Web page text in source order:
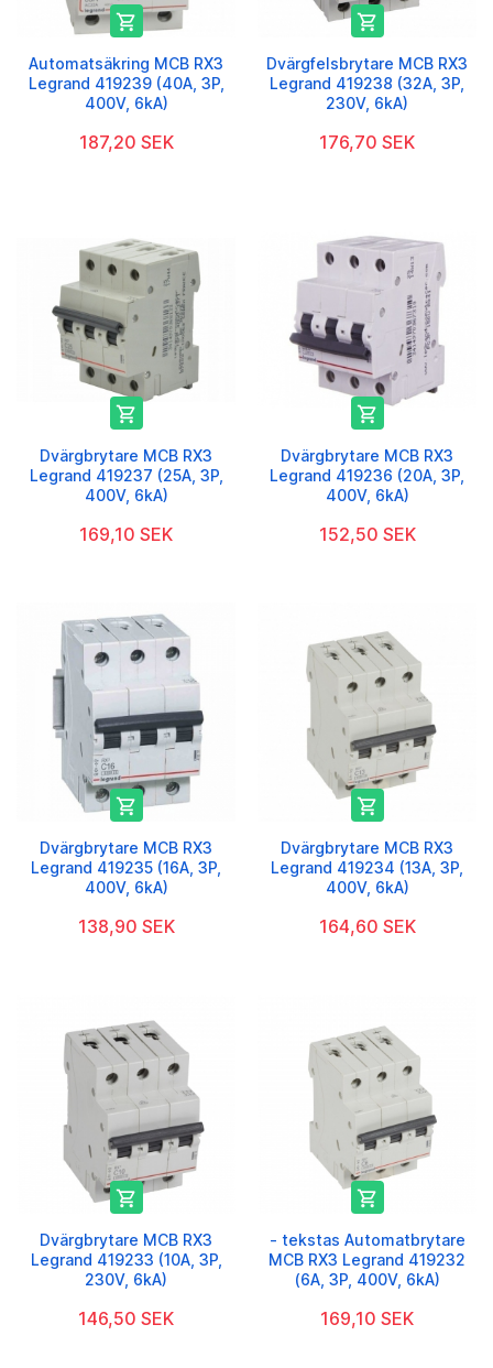

Automatsäkring MCB RX3
Legrand 419239 (40A, 3P,
400V, 6kA)
187,20 SEK

Dvärgfelsbrytare MCB RX3
Legrand 419238 (32A, 3P,
230V, 6kA)
176,70 SEK

Dvärgbrytare MCB RX3
Legrand 419237 (25A, 3P,
400V, 6kA)
169,10 SEK

Dvärgbrytare MCB RX3
Legrand 419236 (20A, 3P,
400V, 6kA)
152,50 SEK

Dvärgbrytare MCB RX3
Legrand 419235 (16A, 3P,
400V, 6kA)
138,90 SEK

Dvärgbrytare MCB RX3
Legrand 419234 (13A, 3P,
400V, 6kA)
164,60 SEK

Dvärgbrytare MCB RX3
Legrand 419233 (10A, 3P,
230V, 6kA)
146,50 SEK

- tekstas Automatbrytare
MCB RX3 Legrand 419232
(6A, 3P, 400V, 6kA)
169,10 SEK